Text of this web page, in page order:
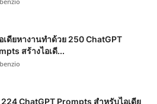
เดียหางานทำด้วย 250 ChatGPT
สร้างไอเดี...
224 ChatGPT Prompts สำหรับไอเดีย